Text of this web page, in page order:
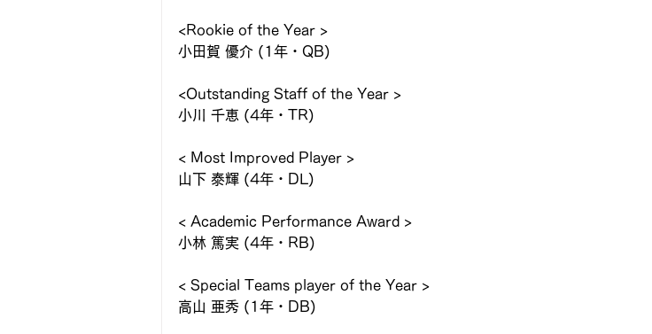
<Rookie of the Year >
小田賀 優介 (1年・QB)
<Outstanding Staff of the Year >
小川 千恵 (4年・TR)
< Most Improved Player >
山下 泰輝 (4年・DL)
< Academic Performance Award >
小林 篤実 (4年・RB)
< Special Teams player of the Year >
高山 亜秀 (1年・DB)